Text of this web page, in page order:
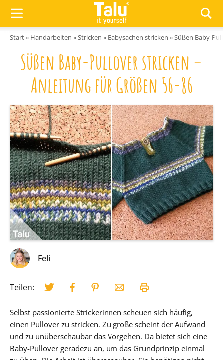
Start» Handarbeiten »Stricken » Babysachen stricken »Süßen Baby-
Süßen Baby-Pullover stricken –
Anleitung für Größen 56-86
Feli
Teilen:
Selbst passionierte Strickerinnen scheuen sich häufig,
einen Pullover zu stricken. Zu große scheint der Aufwand
und zu unüberschaubar das Vorgehen. Da bietet sich eine
Baby-Pullover geradezu an, um das Grundprinzip einmal